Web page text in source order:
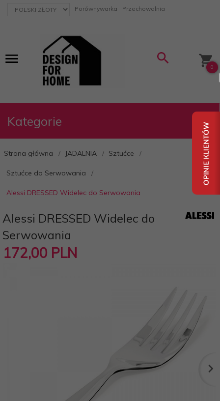
currency_h Porównywarka Przechowalnia
0
Kategorie
Strona główna JADALNIA Sztućce
Sztućce do Serwowania
Alessi DRESSED Widelec do Serwowania
Alessi DRESSED Widelec do
Serwowania
172,00 PLN